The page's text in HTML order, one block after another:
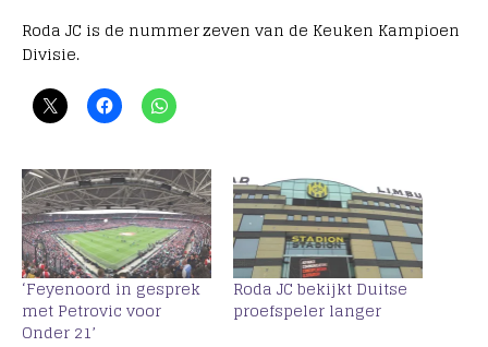
Roda JC is de nummer zeven van de Keuken Kampioen
Divisie.
‘Feyenoord in gesprek
met Petrovic voor
Onder 21’
Roda JC bekijkt Duitse
proefspeler langer